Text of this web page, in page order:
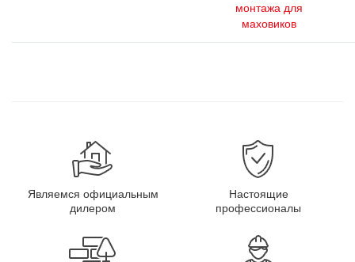
монтажа для
маховиков
Являемся официальным
дилером
Настоящие
профессионалы